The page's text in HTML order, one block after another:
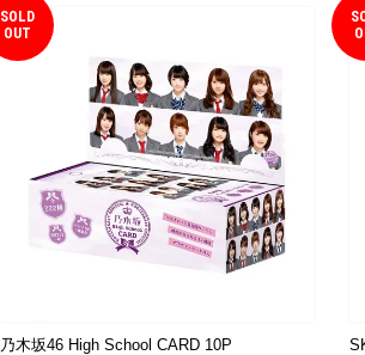
SOLD
OUT
乃木坂46 High School CARD 10P